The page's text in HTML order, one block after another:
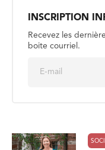
INSCRIPTION
Recevez les
boite courriel.